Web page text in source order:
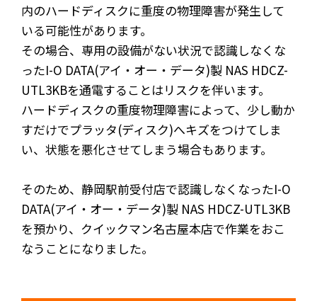
内のハードディスクに重度の物理障害が発生して
いる可能性があります。
その場合、専用の設備がない状況で認識しなくな
ったI-O DATA(アイ・オー・データ)製 NAS HDCZ-
UTL3KBを通電することはリスクを伴います。
ハードディスクの重度物理障害によって、少し動か
すだけでプラッタ(ディスク)へキズをつけてしま
い、状態を悪化させてしまう場合もあります。
そのため、静岡駅前受付店で認識しなくなったI-O
DATA(アイ・オー・データ)製 NAS HDCZ-UTL3KB
を預かり、クイックマン名古屋本店で作業をおこ
なうことになりました。